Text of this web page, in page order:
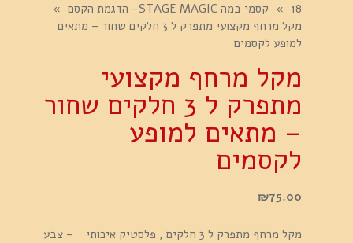
18
» קסמי במה STAGE MAGIC- הדגמת הקסם
»
מקל מרחף מקצועי מתפרק ל 3 חלקים שחור – מתאים
למופע לקסמים
מקל מרחף מקצועי
מתפרק ל 3 חלקים שחור
– מתאים למופע
לקסמים
₪75.00
מקל מרחף מתפרק ל 3 חלקים , פלסטיק איכותי – צבע